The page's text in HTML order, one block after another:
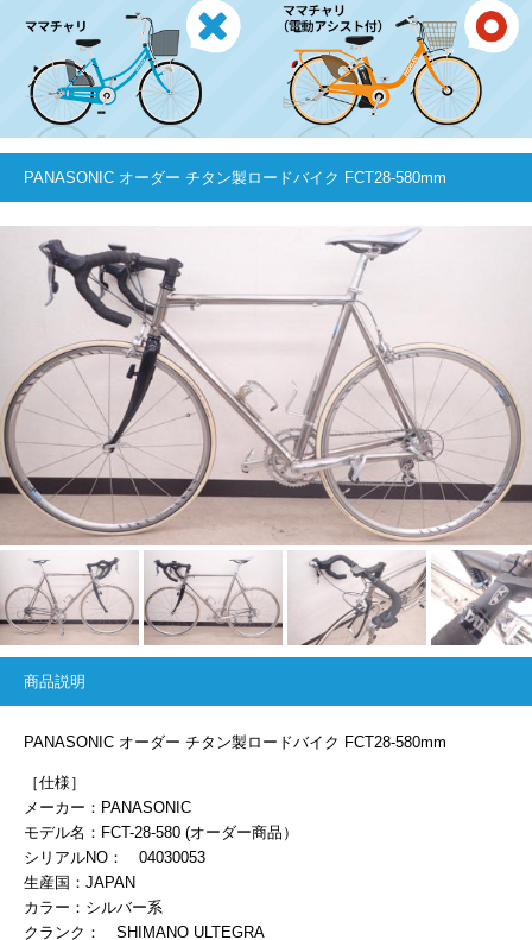
PANASONIC オーダー チタン製ロードバイク FCT28-580mm
商品説明
PANASONIC オーダー チタン製ロードバイク FCT28-580mm
［仕様］
メーカー：PANASONIC
モデル名：FCT-28-580 (オーダー商品）
シリアルNO： 04030053
生産国：JAPAN
カラー：シルバー系
クランク： SHIMANO ULTEGRA